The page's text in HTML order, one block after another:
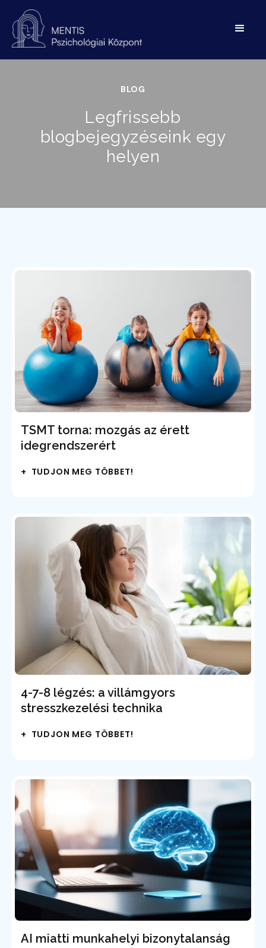
BLOG
Legfrissebb
blogbejegyzéseink egy
helyen
TSMT torna: mozgás az érett
idegrendszerért
+ TUDJON MEG TÖBBET!
4-7-8 légzés: a villámgyors
stresszkezelési technika
+ TUDJON MEG TÖBBET!
AI miatti munkahelyi bizonytalanság